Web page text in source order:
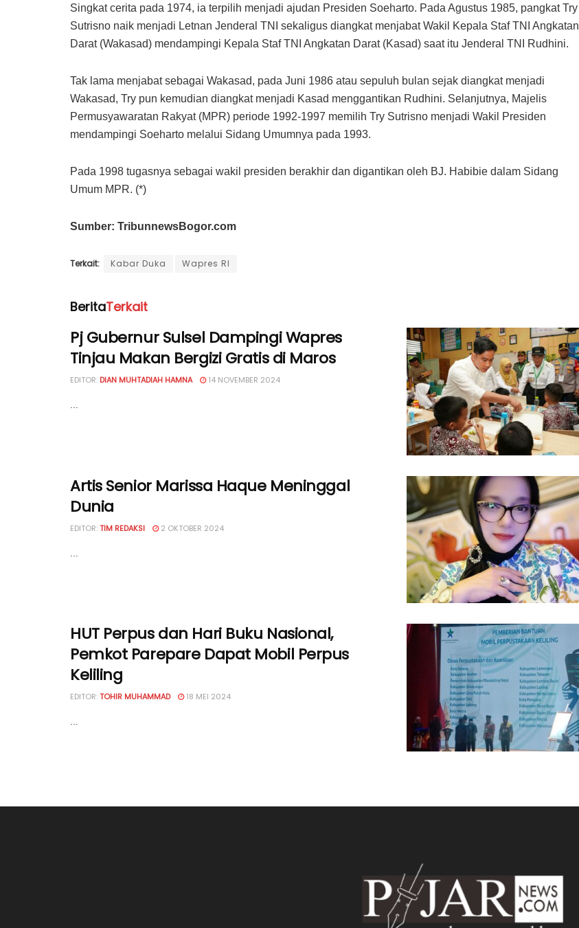
Singkat cerita pada 1974, ia terpilih menjadi ajudan Presiden Soeharto. Pada Agustus 1985, pangkat Try
Sutrisno naik menjadi Letnan Jenderal TNI sekaligus diangkat menjabat Wakil Kepala Staf TNI Angkatan
Darat (Wakasad) mendampingi Kepala Staf TNI Angkatan Darat (Kasad) saat itu Jenderal TNI Rudhini.
Tak lama menjabat sebagai Wakasad, pada Juni 1986 atau sepuluh bulan sejak diangkat menjadi
Wakasad, Try pun kemudian diangkat menjadi Kasad menggantikan Rudhini. Selanjutnya, Majelis
Permusyawaratan Rakyat (MPR) periode 1992-1997 memilih Try Sutrisno menjadi Wakil Presiden
mendampingi Soeharto melalui Sidang Umumnya pada 1993.
Pada 1998 tugasnya sebagai wakil presiden berakhir dan digantikan oleh BJ. Habibie dalam Sidang
Umum MPR. (*)
Sumber: TribunnewsBogor.com
Terkait: Kabar Duka Wapres RI
BeritaTerkait
Pj Gubernur Sulsel Dampingi Wapres
Tinjau Makan Bergizi Gratis di Maros
EDITOR: DIAN MUHTADIAH HAMNA 14 NOVEMBER 2024
Artis Senior Marissa Haque Meninggal
Dunia
EDITOR:TIM REDAKSI 2 OKTOBER 2024
HUT Perpus dan Hari Buku Nasional,
Pemkot Parepare Dapat Mobil Perpus
Keliling
EDITOR:TOHIR MUHAMMAD 18 MEI 2024
...